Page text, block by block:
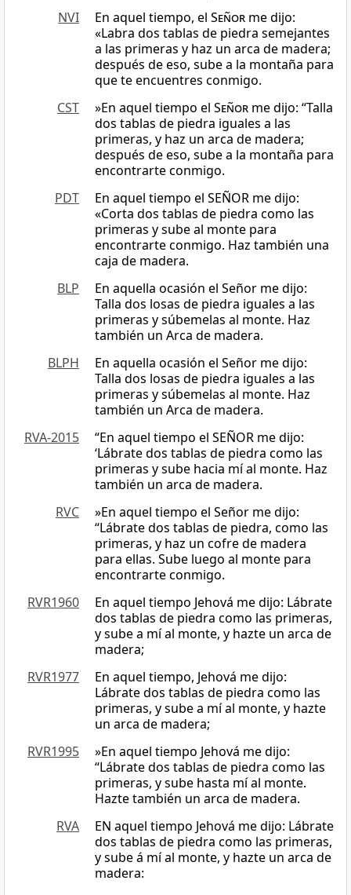
NVI
En aquel tiempo, el Señor me dijo:
«Labra dos tablas de piedra semejantes
a las primeras y haz un arca de madera;
después de eso, sube a la montaña para
que te encuentres conmigo.
CST
»En aquel tiempo el Señor me dijo: “Talla
dos tablas de piedra iguales a las
primeras, y haz un arca de madera;
después de eso, sube a la montaña para
encontrarte conmigo.
PDT
En aquel tiempo el SEÑOR me dijo:
«Corta dos tablas de piedra como las
primeras y sube al monte para
encontrarte conmigo. Haz también una
caja de madera.
BLP
En aquella ocasión el Señor me dijo:
Talla dos losas de piedra iguales a las
primeras y súbemelas al monte. Haz
también un Arca de madera.
BLPH
En aquella ocasión el Señor me dijo:
Talla dos losas de piedra iguales a las
primeras y súbemelas al monte. Haz
también un Arca de madera.
RVA-2015
“En aquel tiempo el SEÑOR me dijo:
‘Lábrate dos tablas de piedra como las
primeras y sube hacia mí al monte. Haz
también un arca de madera.
RVC
»En aquel tiempo el Señor me dijo:
“Lábrate dos tablas de piedra, como las
primeras, y haz un cofre de madera
para ellas. Sube luego al monte para
encontrarte conmigo.
RVR1960
En aquel tiempo Jehová me dijo: Lábrate
dos tablas de piedra como las primeras,
y sube a mí al monte, y hazte un arca de
madera;
RVR1977
En aquel tiempo, Jehová me dijo:
Lábrate dos tablas de piedra como las
primeras, y sube a mí al monte, y hazte
un arca de madera;
RVR1995
»En aquel tiempo Jehová me dijo:
“Lábrate dos tablas de piedra como las
primeras, y sube hasta mí al monte.
Hazte también un arca de madera.
RVA
EN aquel tiempo Jehová me dijo: Lábrate
dos tablas de piedra como las primeras,
y sube á mí al monte, y hazte un arca de
madera: